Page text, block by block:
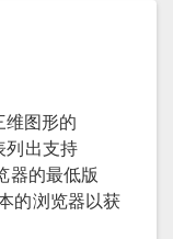
维图形的
列出支持
器的最低版
的浏览器以获